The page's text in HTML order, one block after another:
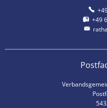
+49